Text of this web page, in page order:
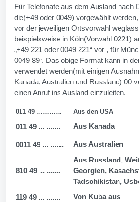
Für Telefonate aus dem Ausland nach
die(+49 oder 0049) vorgewählt
vor der jeweiligen Ortsvorwahl
beispielsweise in Köln(Vorwahl 0221)
„+49 221 oder 0049 221“ vor , für
0049 89“. Das obige Format kann in
verwendet werden(mit einigen
Kanada, Australien und Russland) 00
einen Anruf ins Ausland einzuleiten.
011 49 ………… Aus den USA
011 49 ... ....... Aus Kanada
0011 49 ... ....... Aus Australien
810 49 ... .......
Aus Russland,
Georgien,
Tadschikistan,
119 49 ... .......
Von Kuba aus